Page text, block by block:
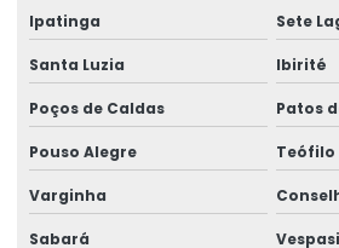
Empresa de gerenciamento ergonômico
Empresa de gestão de ergonomia
Empresa de higiene ocupacional
Empresa de higiene e segurança do
Ipatinga Sete
Santa Luzia Ibirité
Poços de Caldas Patos
Pouso Alegre Teófilo
Varginha
Sabará